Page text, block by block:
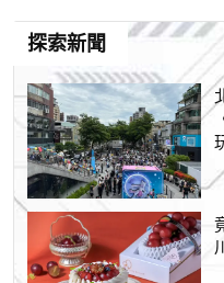
探索新聞